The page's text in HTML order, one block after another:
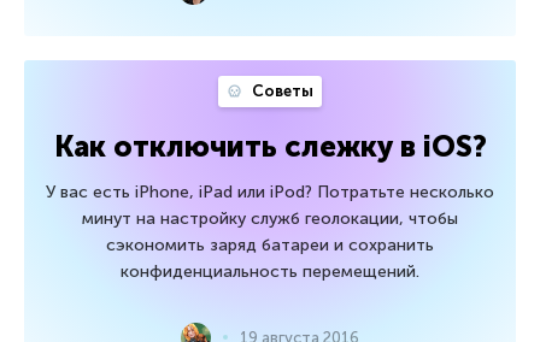
Советы
Как отключить слежку в iOS?
У вас есть iPhone, iPad или iPod? Потратьте несколько
минут на настройку служб геолокации, чтобы
сэкономить заряд батареи и сохранить
конфиденциальность перемещений.
19 августа 2016